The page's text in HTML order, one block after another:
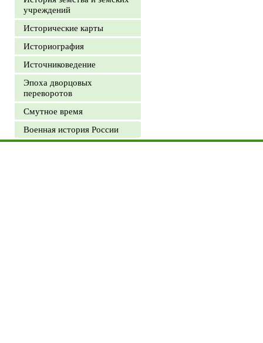
учреждений
Исторические карты
Историография
Источниковедение
Эпоха дворцовых
переворотов
Смутное время
Военная история России